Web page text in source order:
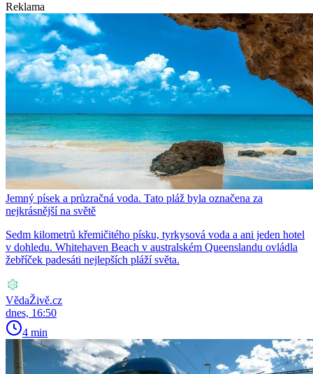
Reklama
Jemný písek a průzračná voda. Tato pláž byla označena za
nejkrásnější na světě
Sedm kilometrů křemičitého písku, tyrkysová voda a ani jeden hotel
v dohledu. Whitehaven Beach v australském Queenslandu ovládla
žebříček padesáti nejlepších pláží světa.
VědaŽivě.cz
dnes, 16:50
4 min